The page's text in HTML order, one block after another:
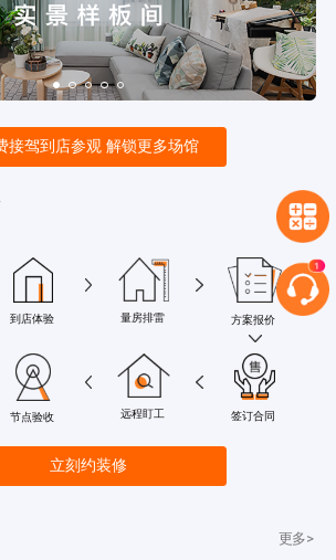
接驾到店参观 解锁更多场馆
到店体验 量房排雷 方案报价
节点验收 远程盯工 签订合同
立刻约装修
更多>